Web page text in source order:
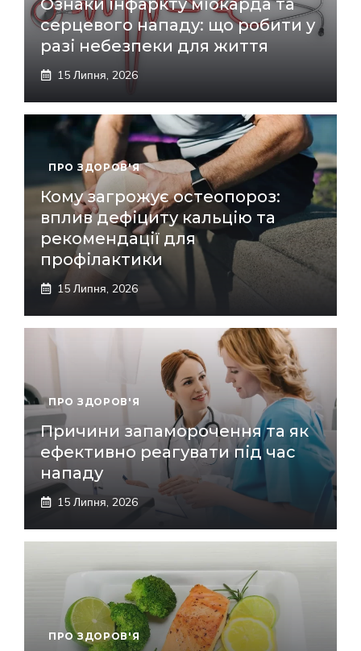
серцевого нападу: що робити у
разі небезпеки для життя
15 Липня, 2026
ПРО ЗДОРОВ'Я
Кому загрожує остеопороз:
вплив дефіциту кальцію та
рекомендації для
профілактики
15 Липня, 2026
ПРО ЗДОРОВ'Я
Причини запаморочення та як
ефективно реагувати під час
нападу
15 Липня, 2026
ПРО ЗДОРОВ'Я